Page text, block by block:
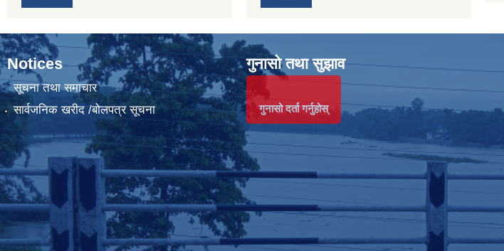
Notices
सूचना तथा समाचार
सार्वजनिक खरीद /बोलपत्र सूचना
गुनासो तथा सुझाव
गुनासो दर्ता गर्नुहोस्